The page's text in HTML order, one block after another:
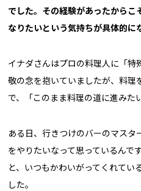
でした。その経験があったから
なりたいという気持ちが具体的に
イナダさんはプロの料理人に「
敬の念を抱いていましたが、料理
で、「このまま料理の道に進みた
ある日、行きつけのバーのマス
をやりたいなって思っているんで
と、いつもかわいがってくれてい
した。